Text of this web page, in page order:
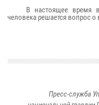
В настоящее время
человека решается вопрос
Пресс-служба